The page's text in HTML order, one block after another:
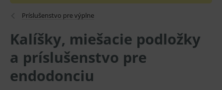
Príslušenstvo pre výplne
Kalíšky, miešacie podložky
a príslušenstvo pre
endodonciu